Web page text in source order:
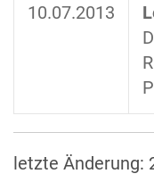
10.07.2013
letzte Änderung: